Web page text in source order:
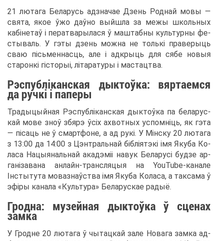
21 лю­та­га Бе­ла­русь ад­зна­чае Дзень Род­най мо­вы —
свя­та, якое ўжо даўно вый­ш­ла за ме­жы школь­ных
кабінетаў і пе­рат­ва­ры­ла­ся ў ма­штаб­ны куль­тур­ны фе­
сты­валь. У гэты дзень мож­на не толькі пра­ве­ры­ць
сваю пісь­мен­на­сць, але і ад­кры­ць для ся­бе но­выя
ста­ронкі гісто­рыі, літа­ра­ту­ры і ма­стацтва.
Рэс­публікан­ская ды­ктоўка: вяр­та­ем­ся
да ручкі і па­пе­ры
Тра­ды­цый­ная Рэс­публікан­ская ды­ктоўка па бе­ла­рус­
кай мо­ве зноў збярэ ўсіх ахвот­ных успомніць, як гэта
— піса­ць не ў смарт­фоне, а ад рукі. У Мінску 20 лю­та­га
з 13:00 да 14:00 з Цэн­траль­най бібліят­экі імя Яку­ба Ко­
ла­са На­цы­я­наль­най ака­д­эміі навук Бе­ла­русі буд­зе ар­
ганіза­ва­на ан­лайн-транс­ля­цыя на YouTube-ка­на­ле
Інсты­ту­та мо­ваз­наўства імя Яку­ба Ко­ла­са, а так­са­ма ў
эфіры ка­на­ла «Куль­ту­ра» Бе­ла­рус­кае ра­дыё.
Грод­на: му­зей­ная ды­ктоўка ў сце­нах
зам­ка
У Гродне 20 лю­та­га ў чы­тац­кай за­ле Но­ва­га зам­ка ад­